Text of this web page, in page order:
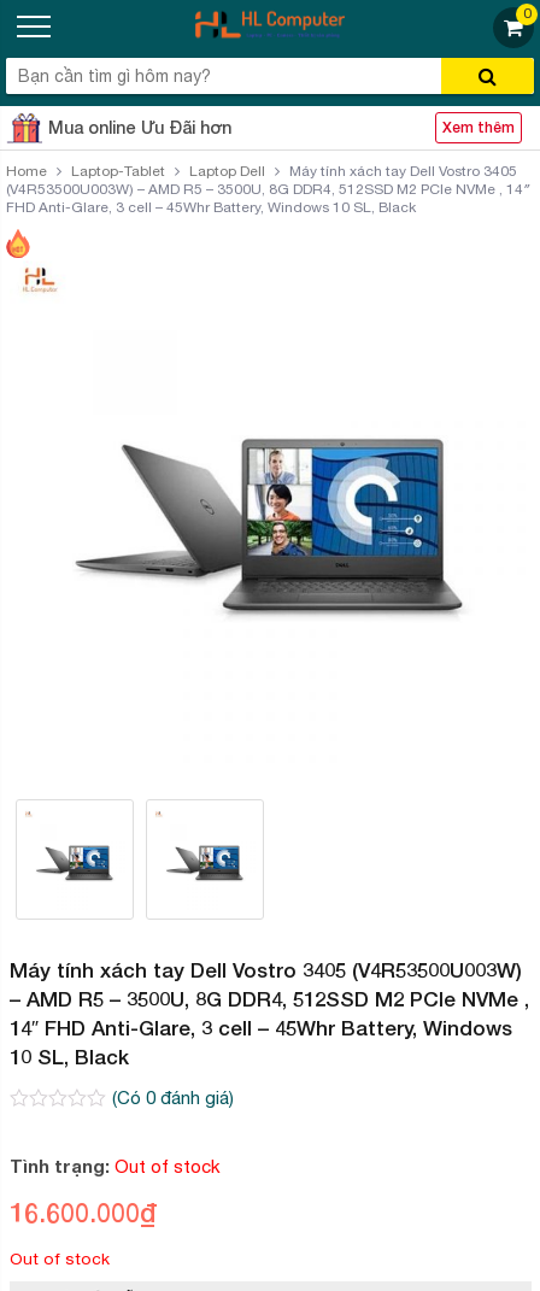
0
Mua online Ưu Đãi hơn Xem thêm
Home Laptop-Tablet Laptop Dell
Máy tính xách tay Dell Vostro 3405
(V4R53500U003W) – AMD R5 – 3500U, 8G DDR4, 512SSD M2 PCIe NVMe , 14″
FHD Anti-Glare, 3 cell – 45Whr Battery, Windows 10 SL, Black
Máy tính xách tay Dell Vostro 3405 (V4R53500U003W)
– AMD R5 – 3500U, 8G DDR4, 512SSD M2 PCIe NVMe ,
14″ FHD Anti-Glare, 3 cell – 45Whr Battery, Windows
10 SL, Black
5
đánh
(Có 0đánh giá)
Tình trạng: Out of stock
16.600.000₫
Out of stock